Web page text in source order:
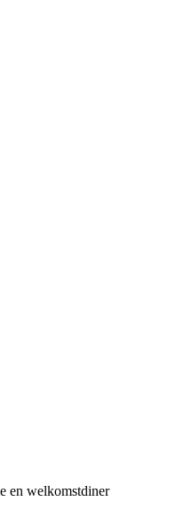
en welkomstdiner